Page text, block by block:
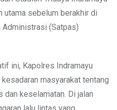
utama sebelum berakhir di
Administrasi (Satpas)
ini, Kapolres Indramayu
masyarakat tentang
keselamatan. Di jalan